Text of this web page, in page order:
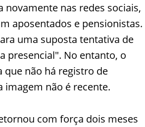
novamente nas redes sociais,
aposentados e pensionistas.
uma suposta tentativa de
presencial". No entanto, o
que não há registro de
imagem não é recente.
com força dois meses